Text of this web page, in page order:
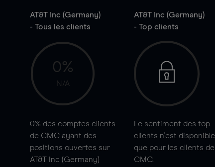
AT&T Inc (Germany)
- Tous les clients
0%
N/A
0% des comptes clients
de CMC ayant des
positions ouvertes sur
AT&T Inc (Germany)
AT&T Inc (Germany)
- Top clients
Le sentiment des top
clients n'est disponible
que pour les clients de
CMC.